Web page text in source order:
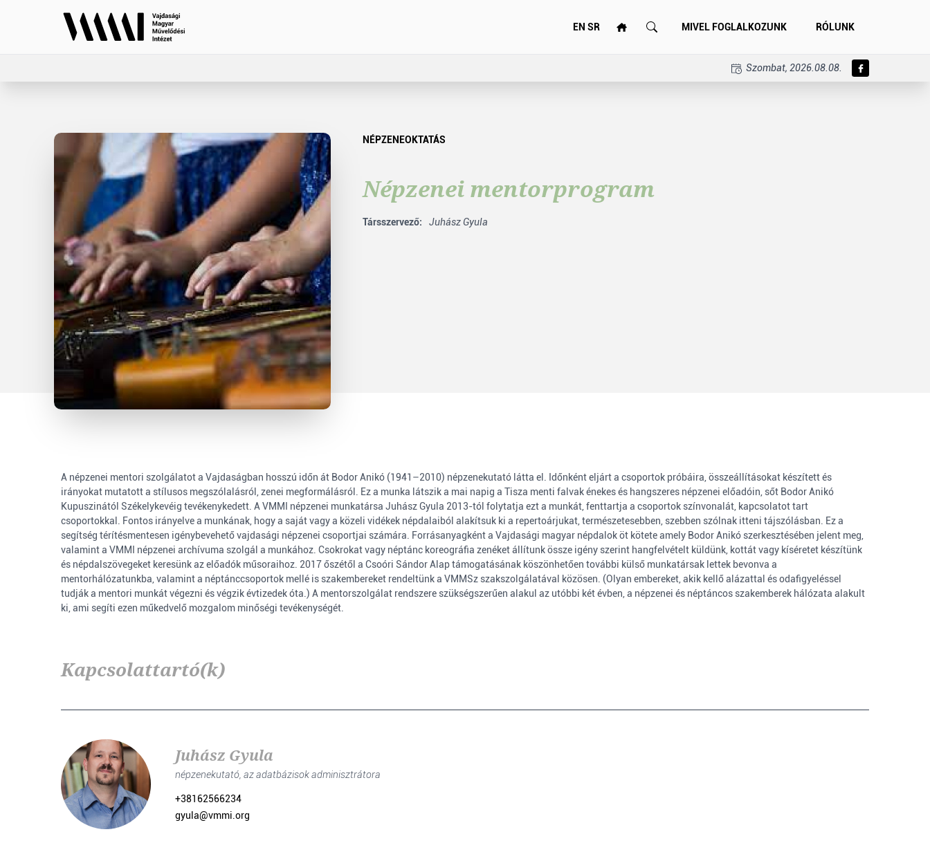
EN SR MIVEL FOGLALKOZUNK RÓLUNK
Szombat, 2026.08.08.
NÉPZENEOKTATÁS
Népzenei mentorprogram
Társszervező: Juhász Gyula
A népzenei mentori szolgálatot a Vajdaságban hosszú időn át Bodor Anikó (1941–2010) népzenekutató látta el. Időnként eljárt a csoportok próbáira, összeállításokat készített és
irányokat mutatott a stílusos megszólalásról, zenei megformálásról. Ez a munka látszik a mai napig a Tisza menti falvak énekes és hangszeres népzenei előadóin, sőt Bodor Anikó
Kupuszinától Székelykevéig tevékenykedett. A VMMI népzenei munkatársa Juhász Gyula 2013-tól folytatja ezt a munkát, fenttartja a csoportok színvonalát, kapcsolatot tart
csoportokkal. Fontos irányelve a munkának, hogy a saját vagy a közeli vidékek népdalaiból alakítsuk ki a repertoárjukat, természetesebben, szebben szólnak itteni tájszólásban. Ez a
segítség térítésmentesen igénybevehető vajdasági népzenei csoportjai számára. Forrásanyagként a Vajdasági magyar népdalok öt kötete amely Bodor Anikó szerkesztésében jelent meg,
valamint a VMMI népzenei archívuma szolgál a munkához. Csokrokat vagy néptánc koreográfia zenéket állítunk össze igény szerint hangfelvételt küldünk, kottát vagy kíséretet készítünk
és népdalszövegeket keresünk az előadók műsoraihoz. 2017 őszétől a Csoóri Sándor Alap támogatásának köszönhetően további külső munkatársak lettek bevonva a
mentorhálózatunkba, valamint a néptánccsoportok mellé is szakembereket rendeltünk a VMMSz szakszolgálatával közösen. (Olyan embereket, akik kellő alázattal és odafigyeléssel
tudják a mentori munkát végezni és végzik évtizedek óta.) A mentorszolgálat rendszere szükségszerűen alakul az utóbbi két évben, a népzenei és néptáncos szakemberek hálózata alakult
ki, ami segíti ezen műkedvelő mozgalom minőségi tevékenységét.
Kapcsolattartó(k)
Juhász Gyula
népzenekutató, az adatbázisok adminisztrátora
+38162566234
gyula@vmmi.org